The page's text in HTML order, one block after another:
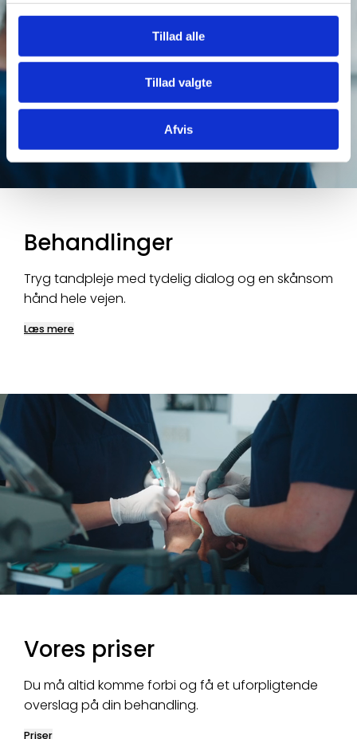
Tillad alle
Tillad valgte
Afvis
Behandlinger
Tryg tandpleje med tydelig dialog og en skånsom
hånd hele vejen.
Læs mere
Vores priser
Du må altid komme forbi og få et uforpligtende
overslag på din behandling.
Priser